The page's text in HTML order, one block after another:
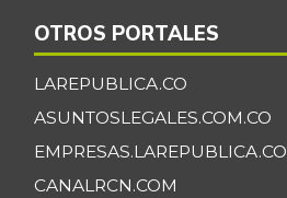
OTROS PORTALES
LAREPUBLICA.CO
ASUNTOSLEGALES.COM.CO
EMPRESAS.LAREPUBLICA.CO
CANALRCN.COM